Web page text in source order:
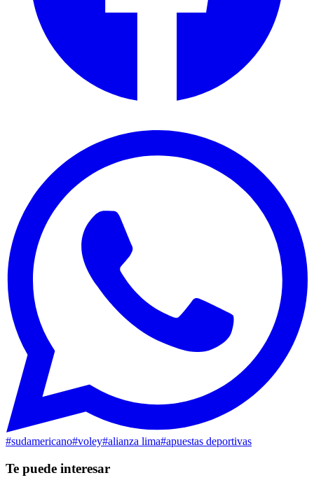
#sudamericano#voley#alianza lima#apuestas deportivas
Te puede interesar